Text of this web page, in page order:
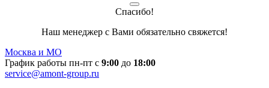
Спасибо!
Наш менеджер с Вами обязательно свяжется!
Москва и МО
График работы пн-пт с 9:00 до 18:00
service@amont-group.ru